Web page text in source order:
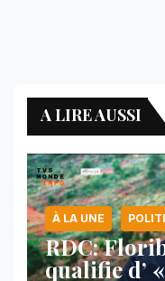
A LIRE AUSSI
À LA UNE
RDC:
qualifie d’